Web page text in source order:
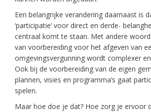
Een belangrijke verandering daarnaast is
‘participatie’ voor direct en derde-
centraal komt te staan. Met andere
van voorbereiding voor het afgeven van
omgevingsvergunning wordt complexer
Ook bij de voorbereiding van de eigen
plannen, visies en programma’s gaat
spelen.
Maar hoe doe je dat? Hoe zorg je ervoor